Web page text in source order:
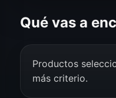
Qué vas a
Productos
más criterio.